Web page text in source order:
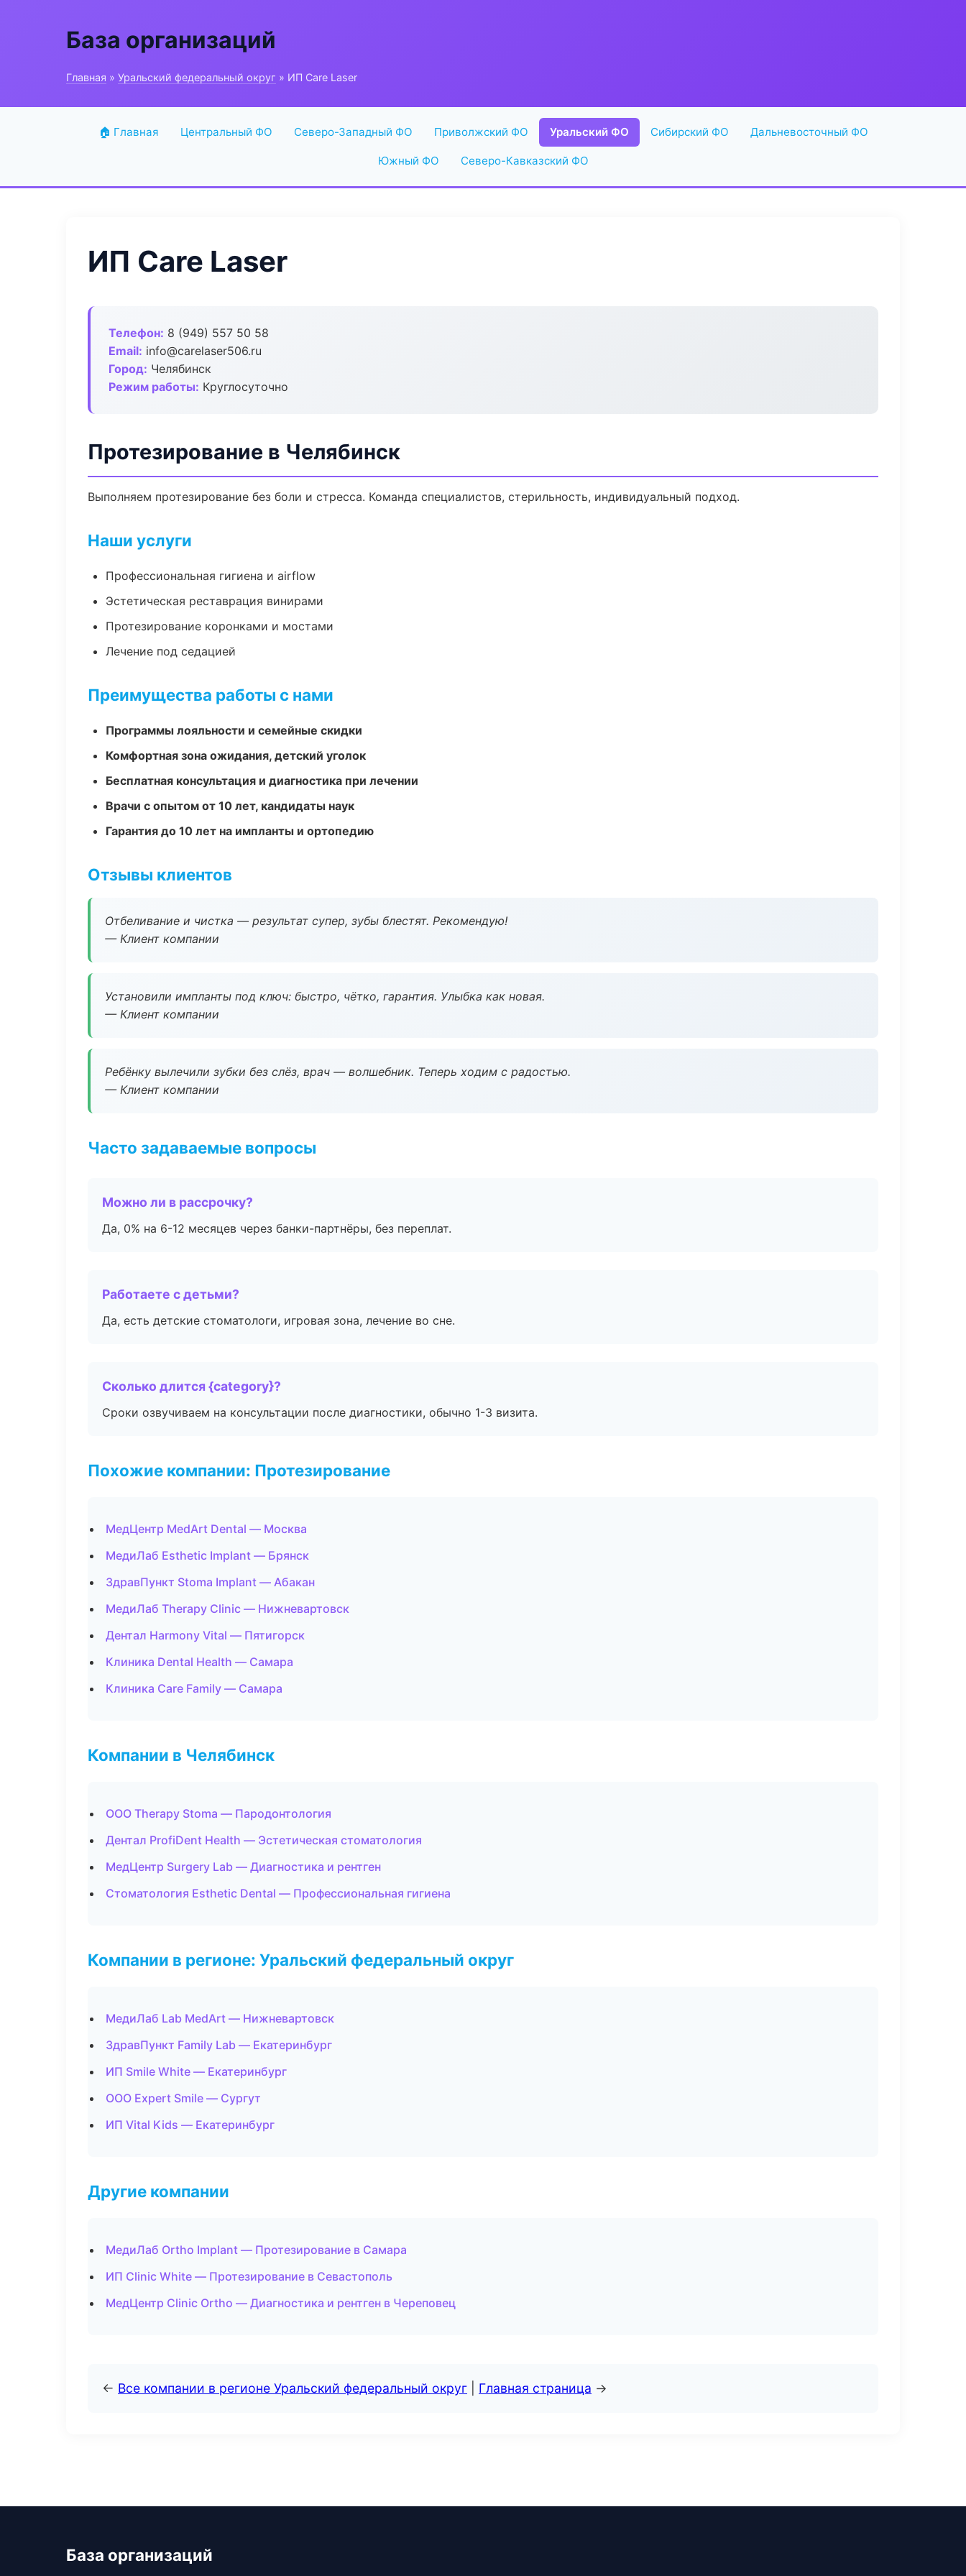
База организаций
Главная » Уральский федеральный округ » ИП Care Laser
🏠 Главная Центральный ФО Северо-Западный ФО Приволжский ФО Уральский ФО Сибирский ФО Дальневосточный ФО
Южный ФО Северо-Кавказский ФО
ИП Care Laser
Телефон: 8 (949) 557 50 58
Email: info@carelaser506.ru
Город: Челябинск
Режим работы: Круглосуточно
Протезирование в Челябинск
Выполняем протезирование без боли и стресса. Команда специалистов, стерильность, индивидуальный подход.
Наши услуги
Профессиональная гигиена и airflow
Эстетическая реставрация винирами
Протезирование коронками и мостами
Лечение под седацией
Преимущества работы с нами
Программы лояльности и семейные скидки
Комфортная зона ожидания, детский уголок
Бесплатная консультация и диагностика при лечении
Врачи с опытом от 10 лет, кандидаты наук
Гарантия до 10 лет на импланты и ортопедию
Отзывы клиентов
Отбеливание и чистка — результат супер, зубы блестят. Рекомендую!
— Клиент компании
Установили импланты под ключ: быстро, чётко, гарантия. Улыбка как новая.
— Клиент компании
Ребёнку вылечили зубки без слёз, врач — волшебник. Теперь ходим с радостью.
— Клиент компании
Часто задаваемые вопросы
Можно ли в рассрочку?
Да, 0% на 6-12 месяцев через банки-партнёры, без переплат.
Работаете с детьми?
Да, есть детские стоматологи, игровая зона, лечение во сне.
Сколько длится {category}?
Сроки озвучиваем на консультации после диагностики, обычно 1-3 визита.
Похожие компании: Протезирование
МедЦентр MedArt Dental — Москва
МедиЛаб Esthetic Implant — Брянск
ЗдравПункт Stoma Implant — Абакан
МедиЛаб Therapy Clinic — Нижневартовск
Дентал Harmony Vital — Пятигорск
Клиника Dental Health — Самара
Клиника Care Family — Самара
Компании в Челябинск
ООО Therapy Stoma — Пародонтология
Дентал ProfiDent Health — Эстетическая стоматология
МедЦентр Surgery Lab — Диагностика и рентген
Стоматология Esthetic Dental — Профессиональная гигиена
Компании в регионе: Уральский федеральный округ
МедиЛаб Lab MedArt — Нижневартовск
ЗдравПункт Family Lab — Екатеринбург
ИП Smile White — Екатеринбург
ООО Expert Smile — Сургут
ИП Vital Kids — Екатеринбург
Другие компании
МедиЛаб Ortho Implant — Протезирование в Самара
ИП Clinic White — Протезирование в Севастополь
МедЦентр Clinic Ortho — Диагностика и рентген в Череповец
← Все компании в регионе Уральский федеральный округ Главная страница →
База организаций